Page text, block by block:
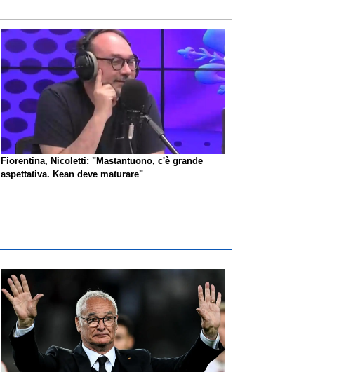
Fiorentina, Nicoletti: "Mastantuono, c'è grande
aspettativa. Kean deve maturare"